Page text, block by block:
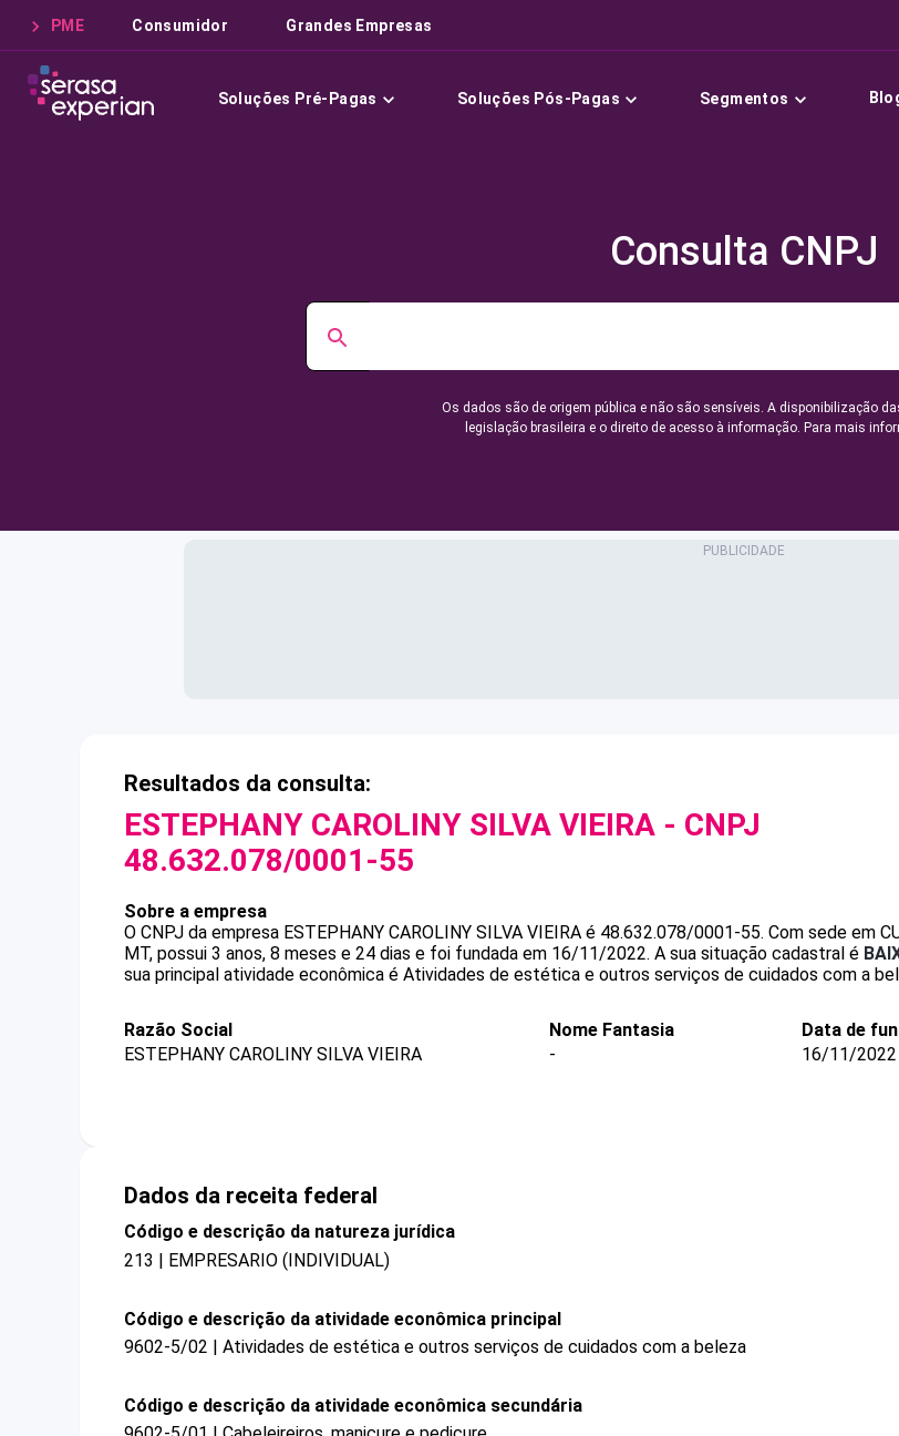
PME Consumidor Grandes Empresas
Soluções Pré-Pagas Soluções Pós-Pagas Segmentos
Consulta CNPJ
Os dados são de origem pública e não são sensíveis. A disponibilização
legislação brasileira e o direito de acesso à informação. Para mais
Resultados da consulta:
ESTEPHANY CAROLINY SILVA VIEIRA - CNPJ
48.632.078/0001-55
Sobre a empresa
O CNPJ da empresa ESTEPHANY CAROLINY SILVA VIEIRA é 48.632.078/0001-55. Com sede em
MT, possui 3 anos, 8 meses e 24 dias e foi fundada em 16/11/2022. A sua situação cadastral é
sua principal atividade econômica é Atividades de estética e outros serviços de cuidados com a
Razão Social
ESTEPHANY CAROLINY SILVA VIEIRA
Nome Fantasia
-
Data de
16/11/2022
Dados da receita federal
Código e descrição da natureza jurídica
213 | EMPRESARIO (INDIVIDUAL)
Código e descrição da atividade econômica principal
9602-5/02 | Atividades de estética e outros serviços de cuidados com a beleza
Código e descrição da atividade econômica secundária